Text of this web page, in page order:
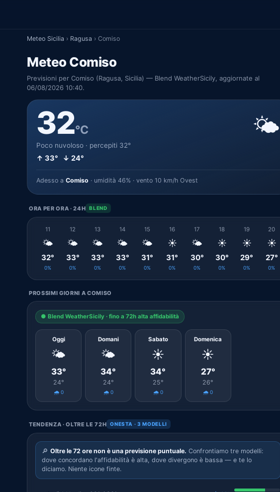
Meteo Sicilia › Ragusa › Comiso
Meteo Comiso
Previsioni per Comiso (Ragusa, Sicilia) — Blend WeatherSicily, aggiornate al
06/08/2026 10:40.
32°C
Poco nuvoloso · percepiti 32°
↑ 33° ↓ 24°
🌤️
Adesso a Comiso · umidità 46% · vento 10 km/h Ovest
ORA PER ORA · 24H BLEND
11
🌤️
32°
0%
12
🌤️
33°
0%
13
🌤️
33°
0%
14
🌤️
33°
0%
15
🌤️
31°
0%
16
☀️
31°
0%
17
🌤️
30°
0%
18
☀️
30°
0%
19
☀️
29°
0%
20
☀️
27°
0%
PROSSIMI GIORNI A COMISO
● Blend WeatherSicily · fino a 72h alta affidabilità
Oggi
🌤️
33°
24°
🌧️ 0
Domani
🌤️
34°
24°
🌧️ 0
Sabato
☀️
34°
25°
🌧️ 0
Domenica
☀️
27°
26°
🌧️ 0
TENDENZA · OLTRE LE 72H ONESTA · 3 MODELLI
🔎 Oltre le 72 ore non è una previsione puntuale. Confrontiamo tre modelli:
dove concordano l'affidabilità è alta, dove divergono è bassa — e te lo
diciamo. Niente icone finte.